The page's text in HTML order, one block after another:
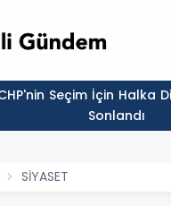
Sonlandı
SİYASET